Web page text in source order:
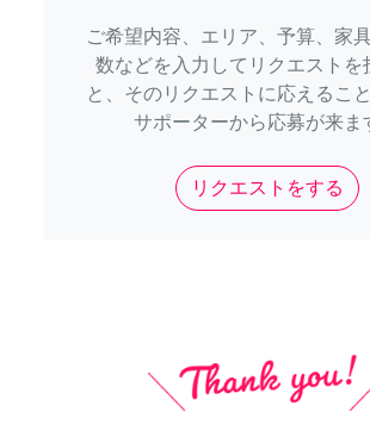
ご希望内容、エリア、予算、家
数などを入力してリクエストを
と、そのリクエストに応えるこ
サポーターから応募が来ま
リクエストをする